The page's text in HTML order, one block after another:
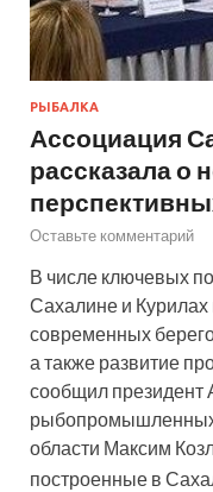
РЫБАЛКА
Ассоциация
рассказала о
Оставьте комментарий
В числе ключевых
Сахалине и Курилах
современных
а также развитие
сообщил президент
рыбопромышленных
области Максим
построенные в